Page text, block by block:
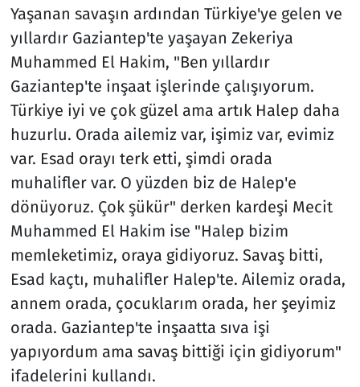
Yaşanan savaşın ardından Türkiye'ye gelen ve
yıllardır Gaziantep'te yaşayan Zekeriya
Muhammed El Hakim, "Ben yıllardır
Gaziantep'te inşaat işlerinde çalışıyorum.
Türkiye iyi ve çok güzel ama artık Halep daha
huzurlu. Orada ailemiz var, işimiz var, evimiz
var. Esad orayı terk etti, şimdi orada
muhalifler var. O yüzden biz de Halep'e
dönüyoruz. Çok şükür" derken kardeşi Mecit
Muhammed El Hakim ise "Halep bizim
memleketimiz, oraya gidiyoruz. Savaş bitti,
Esad kaçtı, muhalifler Halep'te. Ailemiz orada,
annem orada, çocuklarım orada, her şeyimiz
orada. Gaziantep'te inşaatta sıva işi
yapıyordum ama savaş bittiği için gidiyorum"
ifadelerini kullandı.